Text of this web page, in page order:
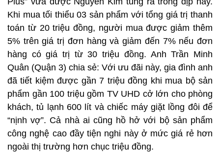
Khi mua tối thiểu 03 sản phẩm với tổng giá trị thanh
toán từ 20 triệu đồng, người mua được giảm thêm
5% trên giá trị đơn hàng và giảm đến 7% nếu đơn
hàng có giá trị từ 30 triệu đồng. Anh Trần Minh
Quân (Quận 3) chia sẻ: Với ưu đãi này, gia đình anh
đã tiết kiệm được gần 7 triệu đồng khi mua bộ sản
phẩm gần 100 triệu gồm TV UHD cở lớn cho phòng
khách, tủ lạnh 600 lít và chiếc máy giặt lồng đôi để
“nịnh vợ”. Cả nhà ai cũng hồ hở với bộ sản phẩm
công nghệ cao đầy tiện nghi này ở mức giá rẻ hơn
ngoài thị trường hơn chục triệu đồng.